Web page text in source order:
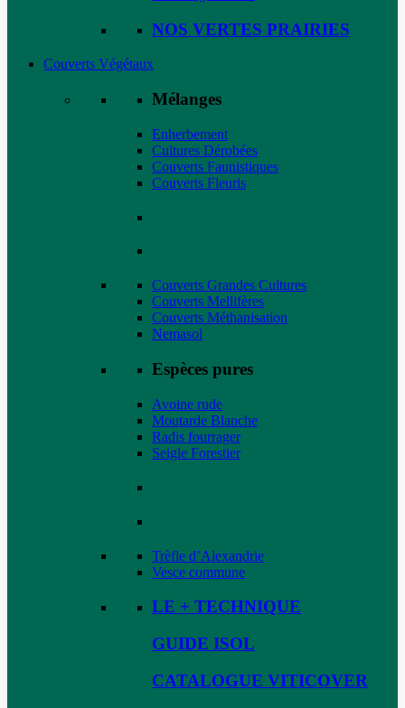
NOS VERTES PRAIRIES
Couverts Végétaux
Mélanges
Enherbement
Cultures Dérobées
Couverts Faunistiques
Couverts Fleuris
Couverts Grandes Cultures
Couverts Mellifères
Couverts Méthanisation
Nemasol
Espèces pures
Avoine rude
Moutarde Blanche
Radis fourrager
Seigle Forestier
Trèfle d’Alexandrie
Vesce commune
LE + TECHNIQUE
GUIDE ISOL
CATALOGUE VITICOVER